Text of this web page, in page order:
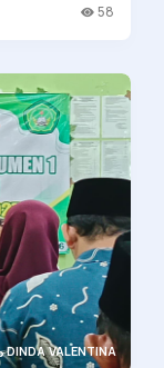
58
DINDA VALENTINA